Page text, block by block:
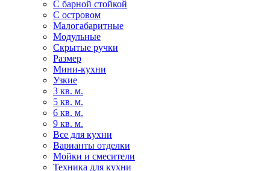
С барной стойкой
С островом
Малогабаритные
Модульные
Скрытые ручки
Размер
Мини-кухни
Узкие
3 кв. м.
5 кв. м.
6 кв. м.
9 кв. м.
Все для кухни
Варианты отделки
Мойки и смесители
Техника для кухни